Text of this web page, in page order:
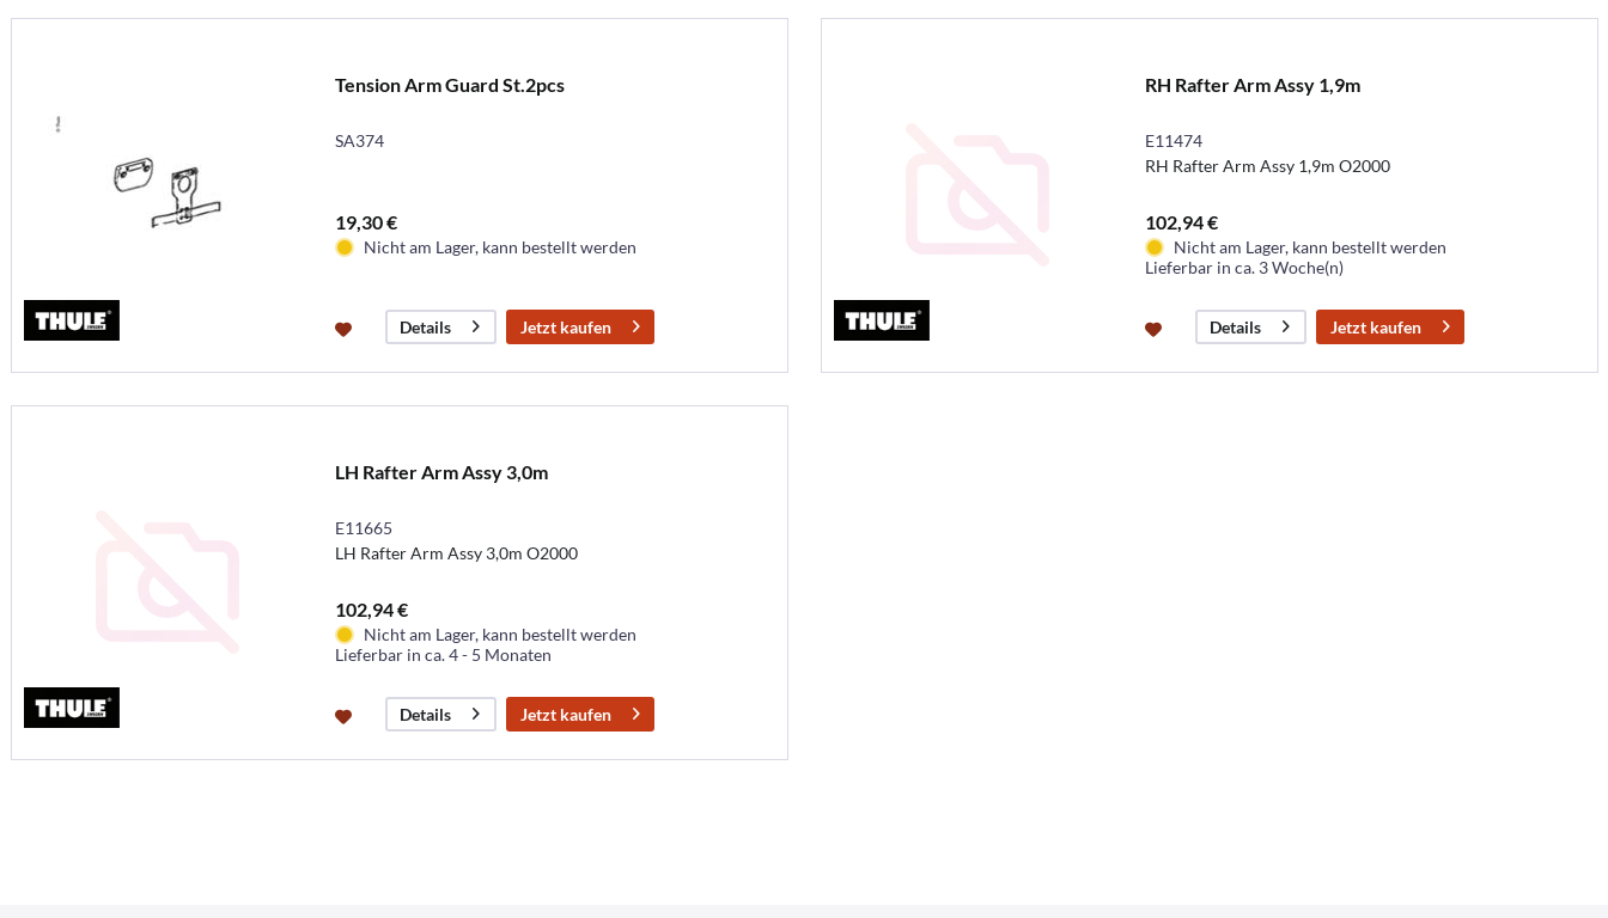
Tension Arm Guard St.2pcs
SA374
19,30 €
Nicht am Lager, kann bestellt werden
Details Jetzt kaufen
RH Rafter Arm Assy 1,9m
E11474
RH Rafter Arm Assy 1,9m O2000
102,94 €
Nicht am Lager, kann bestellt werden
Lieferbar in ca. 3 Woche(n)
Details Jetzt kaufen
LH Rafter Arm Assy 3,0m
E11665
LH Rafter Arm Assy 3,0m O2000
102,94 €
Nicht am Lager, kann bestellt werden
Lieferbar in ca. 4 - 5 Monaten
Details Jetzt kaufen